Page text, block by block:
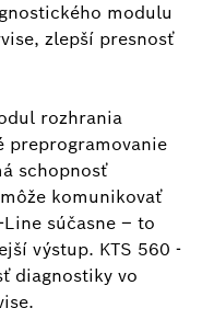
modulu
zlepší presnosť
rozhrania
preprogramovanie
schopnosť
komunikovať
súčasne – to
výstup. KTS 560 -
diagnostiky vo